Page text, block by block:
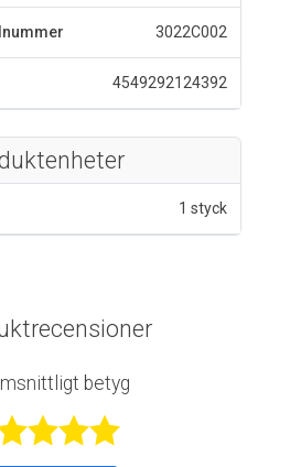
3022C002
4549292124392
1 styck
betyg
Betygsatt 5 av